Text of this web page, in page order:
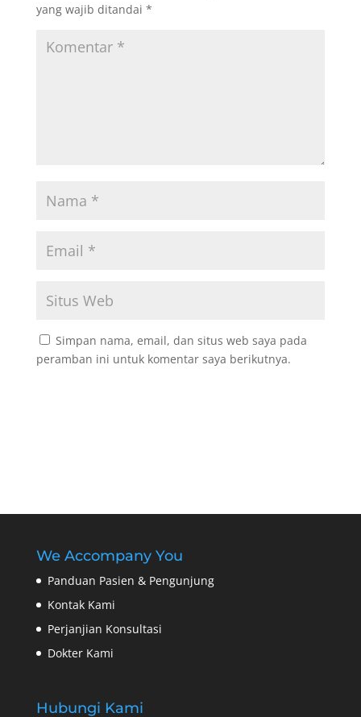
yang wajib ditandai *
Simpan nama, email, dan situs web saya pada
peramban ini untuk komentar saya berikutnya.
We Accompany You
Panduan Pasien & Pengunjung
Kontak Kami
Perjanjian Konsultasi
Dokter Kami
Hubungi Kami